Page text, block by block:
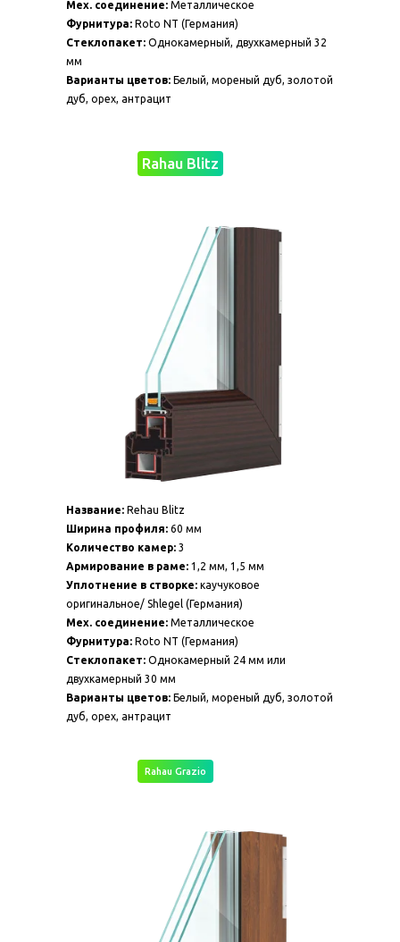
Rahau Blitz
Rahau Grazio
Мех. соединение: Металлическое
Фурнитура: Roto NT (Германия)
Стеклопакет: Однокамерный, двухкамерный 32
мм
Варианты цветов: Белый, мореный дуб, золотой
дуб, орех, антрацит
Название: Rehau Blitz
Ширина профиля: 60 мм
Количество камер: 3
Армирование в раме: 1,2 мм, 1,5 мм
Уплотнение в створке: каучуковое
оригинальное/ Shlegel (Германия)
Мех. соединение: Металлическое
Фурнитура: Roto NT (Германия)
Стеклопакет: Однокамерный 24 мм или
двухкамерный 30 мм
Варианты цветов: Белый, мореный дуб, золотой
дуб, орех, антрацит